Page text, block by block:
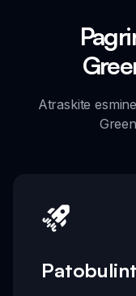
Atraskite